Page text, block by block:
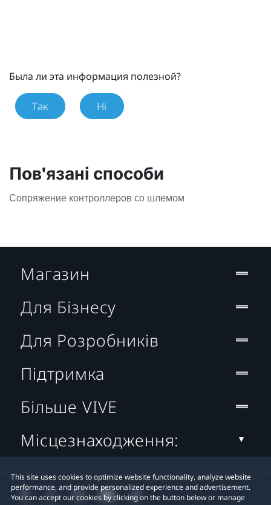
Была ли эта информация полезной?
Так Ні
Пов'язані способи
Сопряжение контроллеров со шлемом
This site uses cookies to optimize website functionality, analyze website
performance, and provide personalized experience and advertisement.
You can accept our cookies by clicking on the button below or manage
Магазин
Для Бізнесу
Для Розробників
Підтримка
Більше VIVE
Місцезнаходження: